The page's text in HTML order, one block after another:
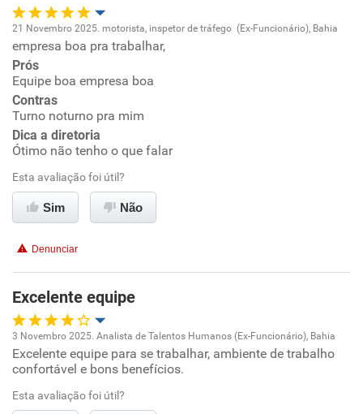
Conciliação com a vida familiar
Benefícios
Recomenda esta empresa
Recomenda a diretoria
Oportunidade de promoção
Ambiente de trabalho
Conciliação com a vida familiar
Recomenda esta empresa
21 Novembro 2025. motorista, inspetor de tráfego (Ex-Funcionário), Bahia
empresa boa pra trabalhar,
Prós
Equipe boa empresa boa
Contras
Turno noturno pra mim
Dica a diretoria
Ótimo não tenho o que falar
Esta avaliação foi útil?
Sim Não
Denunciar
Excelente equipe
Oportunidade de promoção
Ambiente de trabalho
3 Novembro 2025. Analista de Talentos Humanos (Ex-Funcionário), Bahia
Excelente equipe para se trabalhar, ambiente de trabalho
confortável e bons benefícios.
Esta avaliação foi útil?